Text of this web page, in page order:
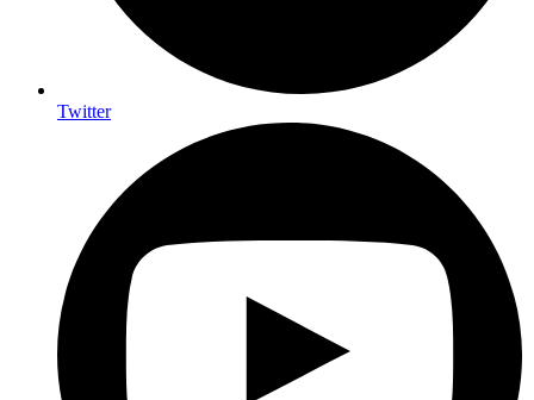
Twitter